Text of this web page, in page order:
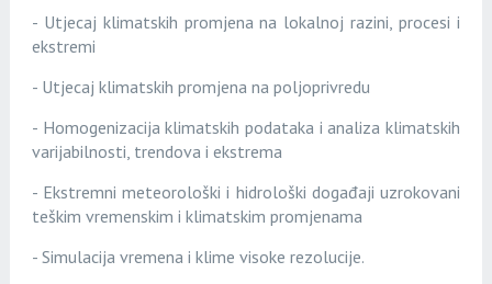
- Utjecaj klimatskih promjena na lokalnoj razini, procesi i
ekstremi
- Utjecaj klimatskih promjena na poljoprivredu
- Homogenizacija klimatskih podataka i analiza klimatskih
varijabilnosti, trendova i ekstrema
- Ekstremni meteorološki i hidrološki događaji uzrokovani
teškim vremenskim i klimatskim promjenama
- Simulacija vremena i klime visoke rezolucije.